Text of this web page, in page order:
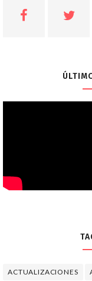
ACTUALIZACIONES